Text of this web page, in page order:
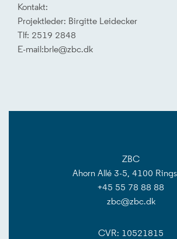
Kontakt:
Projektleder: Birgitte Leidecker
Tlf: 2519 2848
E-mail:brle@zbc.dk
ZBC
Ahorn Allé 3-5, 4100
+45 55 78 88 88
zbc@zbc.dk
CVR: 10521815